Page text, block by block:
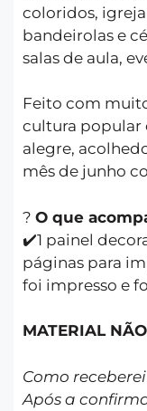
coloridos,
bandeirolas e
salas de aula,
Feito com
cultura popular
alegre,
mês de junho
? O que
✔️1 painel
páginas para
foi impresso e
MATERIAL
Como
Após a